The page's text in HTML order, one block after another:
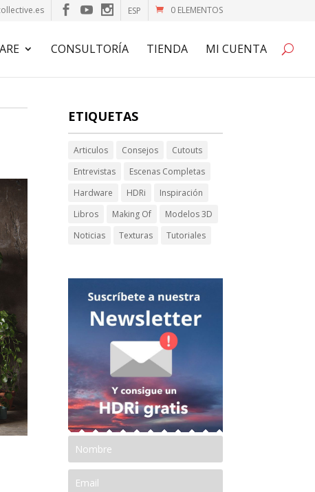
0 ELEMENTOS
ESP
CONSULTORÍA TIENDA MI CUENTA
ETIQUETAS
Articulos Consejos
Cutouts
Entrevistas
Escenas Completas
Hardware
HDRi
Inspiración
Libros
Making Of
Modelos 3D
Noticias
Texturas Tutoriales